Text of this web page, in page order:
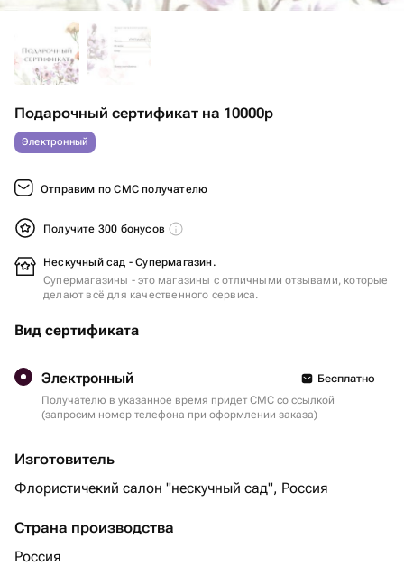
Подарочный сертификат на 10000р
Электронный
Отправим по СМС получателю
Получите 300 бонусов
Нескучный сад - Супермагазин.
Супермагазины - это магазины с отличными отзывами, которые
делают всё для качественного сервиса.
Вид сертификата
Электронный
Бесплатно
Получателю в указанное время придет СМС со ссылкой
(запросим номер телефона при оформлении заказа)
Изготовитель
Флористичекий салон "нескучный сад", Россия
Страна производства
Россия